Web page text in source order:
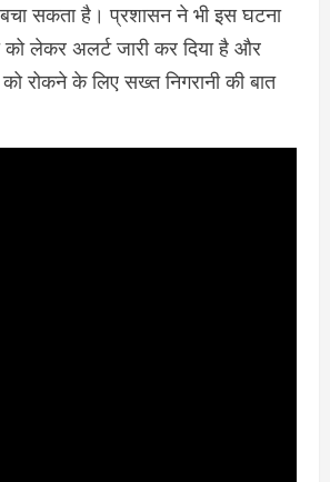
सकता है। प्रशासन ने भी इस घटना
लेकर अलर्ट जारी कर दिया है और
रोकने के लिए सख्त निगरानी की बात